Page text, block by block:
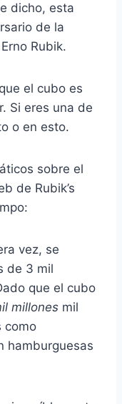
dicho, esta
de la
Rubik.
el cubo es
Si eres una de
o en esto.
sobre el
de Rubik’s
vez, se
de 3 mil
que el cubo
millones mil
como
hamburguesas